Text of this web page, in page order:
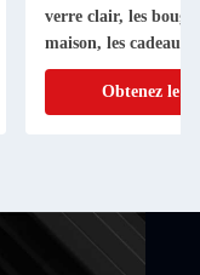
verre clair, les
maison, les cadeaux
Obtenez le